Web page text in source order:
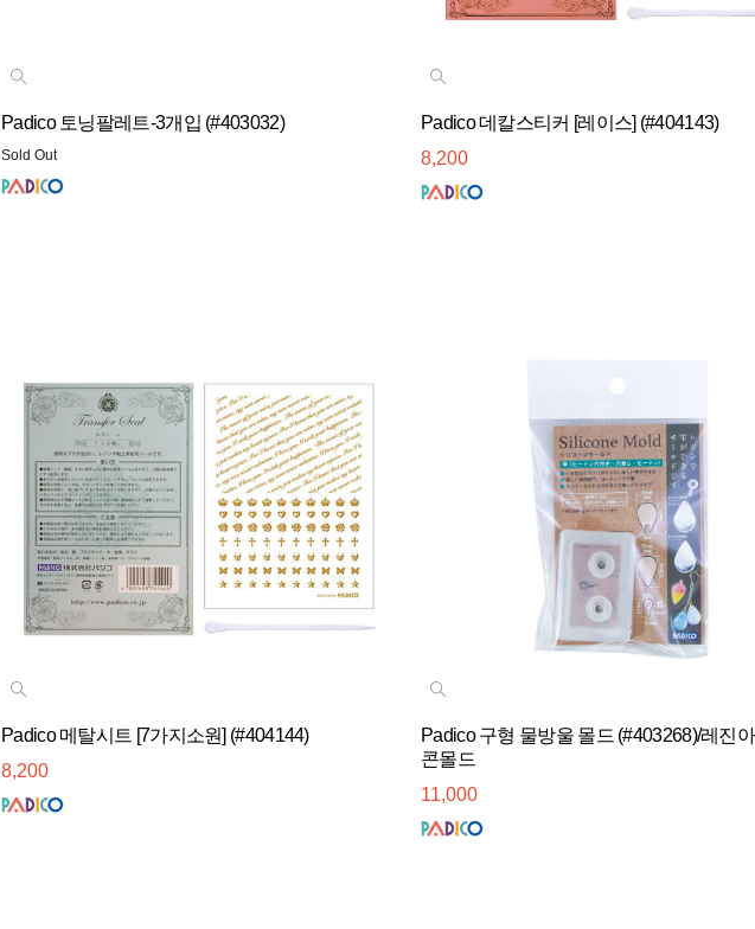
Padico 토닝팔레트-3개입 (#403032)
Sold Out
Padico 데칼스티커 [레이스] (#404143)
8,200
Padico 메탈시트 [7가지소원] (#404144)
8,200
Padico 구형 물방울 몰드 (#403268)/레진
콘몰드
11,000